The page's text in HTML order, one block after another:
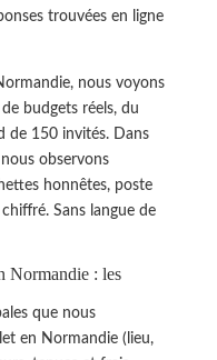
trouvées en ligne
nous voyons
budgets réels, du
de 150 invités. Dans
observons
honnêtes, poste
Sans langue de
Normandie : les
que nous
en Normandie (lieu,